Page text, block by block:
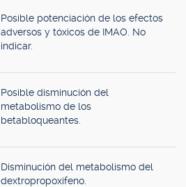
Posible potenciación de los efectos
adversos y tóxicos de IMAO. No
indicar.
Posible disminución del
metabolismo de los
betabloqueantes.
Disminución del metabolismo del
dextropropoxifeno.